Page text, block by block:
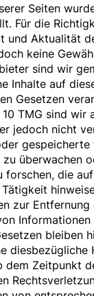
Seiten
Für die
und Aktualität
keine
sind wir
Inhalte auf
Gesetzen
TMG sind wir
jedoch nicht
gespeicherte
überwachen
forschen, die
zur Entfernung
Informationen
bleiben
diesbezügliche
dem Zeitpunkt